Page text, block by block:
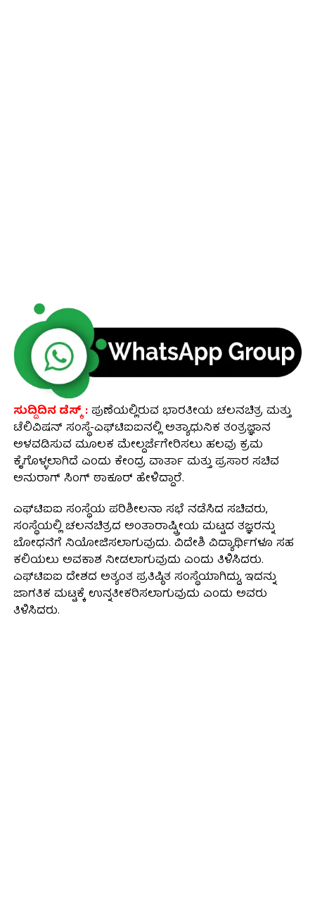
ಸುದ್ದಿದಿನ ಡೆಸ್ಕ್ :ಪುಣೆಯಲ್ಲಿರುವ ಭಾರತೀಯ ಚಲನಚಿತ್ರ ಮತ್ತು
ಟೆಲಿವಿಷನ್ ಸಂಸ್ಥೆ-ಎಫ್‌ಟಿಐಐನಲ್ಲಿ ಅತ್ಯಾಧುನಿಕ ತಂತ್ರಜ್ಞಾನ
ಅಳವಡಿಸುವ ಮೂಲಕ ಮೇಲ್ದರ್ಜೆಗೇರಿಸಲು ಹಲವು ಕ್ರಮ
ಕೈಗೊಳ್ಳಲಾಗಿದೆ ಎಂದು ಕೇಂದ್ರ ವಾರ್ತಾ ಮತ್ತು ಪ್ರಸಾರ ಸಚಿವ
ಅನುರಾಗ್ ಸಿಂಗ್ ಠಾಕೂರ್ ಹೇಳಿದ್ದಾರೆ.
ಎಫ್‌ಟಿಐಐ ಸಂಸ್ಥೆಯ ಪರಿಶೀಲನಾ ಸಭೆ ನಡೆಸಿದ ಸಚಿವರು,
ಸಂಸ್ಥೆಯಲ್ಲಿ ಚಲನಚಿತ್ರದ ಅಂತಾರಾಷ್ಟ್ರೀಯ ಮಟ್ಟದ ತಜ್ಞರನ್ನು
ಬೋಧನೆಗೆ ನಿಯೋಜಿಸಲಾಗುವುದು. ವಿದೇಶಿ ವಿದ್ಯಾರ್ಥಿಗಳೂ ಸಹ
ಕಲಿಯಲು ಅವಕಾಶ ನೀಡಲಾಗುವುದು ಎಂದು ತಿಳಿಸಿದರು.
ಎಫ್‌ಟಿಐಐ ದೇಶದ ಅತ್ಯಂತ ಪ್ರತಿಷ್ಠಿತ ಸಂಸ್ಥೆಯಾಗಿದ್ದು, ಇದನ್ನು
ಜಾಗತಿಕ ಮಟ್ಟಕ್ಕೆ ಉನ್ನತೀಕರಿಸಲಾಗುವುದು ಎಂದು ಅವರು
ತಿಳಿಸಿದರು.